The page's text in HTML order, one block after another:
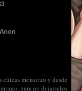
monstruo y desde
para no dejarselos